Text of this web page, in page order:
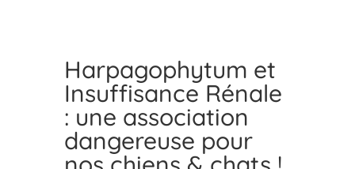
Harpagophytum et
Insuffisance Rénale
: une association
dangereuse pour